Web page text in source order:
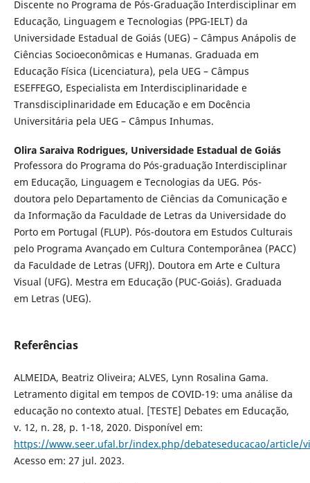
Discente no Programa de Pós-Graduação Interdisciplinar em
Educação, Linguagem e Tecnologias (PPG-IELT) da
Universidade Estadual de Goiás (UEG) – Câmpus Anápolis de
Ciências Socioeconômicas e Humanas. Graduada em
Educação Física (Licenciatura), pela UEG – Câmpus
ESEFFEGO, Especialista em Interdisciplinaridade e
Transdisciplinaridade em Educação e em Docência
Universitária pela UEG – Câmpus Inhumas.
Olira Saraiva Rodrigues, Universidade Estadual de Goiás
Professora do Programa do Pós-graduação Interdisciplinar
em Educação, Linguagem e Tecnologias da UEG. Pós-
doutora pelo Departamento de Ciências da Comunicação e
da Informação da Faculdade de Letras da Universidade do
Porto em Portugal (FLUP). Pós-doutora em Estudos Culturais
pelo Programa Avançado em Cultura Contemporânea (PACC)
da Faculdade de Letras (UFRJ). Doutora em Arte e Cultura
Visual (UFG). Mestra em Educação (PUC-Goiás). Graduada
em Letras (UEG).
Referências
ALMEIDA, Beatriz Oliveira; ALVES, Lynn Rosalina Gama.
Letramento digital em tempos de COVID-19: uma análise da
educação no contexto atual. [TESTE] Debates em Educação,
v. 12, n. 28, p. 1-18, 2020. Disponível em:
https://www.seer.ufal.br/index.php/debateseducacao/article/
Acesso em: 27 jul. 2023.